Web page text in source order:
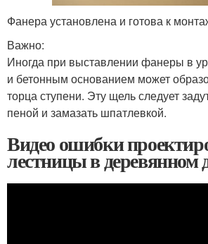
Фанера установлена и готова к
Важно:
Иногда при выставлении фанеры в
и бетонным основанием может
торца ступени. Эту щель следует
пеной и замазать шпатлевкой.
Видео ошибки
лестницы в деревянном